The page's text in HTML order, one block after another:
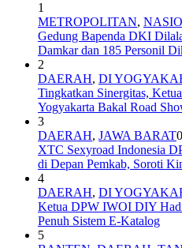
1
METROPOLITAN,
Gedung Bapenda DKI
Damkar dan 185 Personil
2
DAERAH, DI
Tingkatkan Sinergitas,
Yogyakarta Bakal Road
3
DAERAH, JAWA BARAT
XTC Sexyroad Indonesia
di Depan Pemkab, Soroti
4
DAERAH, DI
Ketua DPW IWOI DIY
Penuh Sistem E-Katalog
5